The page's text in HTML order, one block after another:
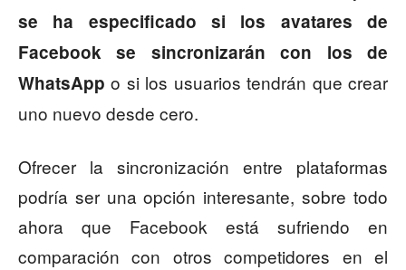
se ha especificado si los avatares de
Facebook se sincronizarán con los de
WhatsApp o si los usuarios tendrán que crear
uno nuevo desde cero.
Ofrecer la sincronización entre plataformas
podría ser una opción interesante, sobre todo
ahora que Facebook está sufriendo en
comparación con otros competidores en el